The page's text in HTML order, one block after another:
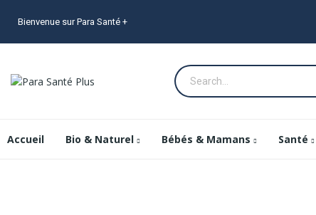
Bienvenue sur Para Santé +
Accueil Bio & Naturel Bébés & Mamans Santé